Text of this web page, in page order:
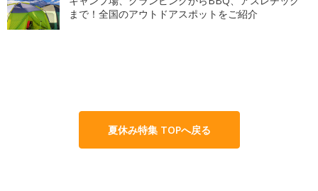
まで！全国のアウトドアスポットをご紹介
夏休み特集 TOPへ戻る